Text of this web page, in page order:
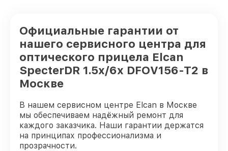
Официальные гарантии от
нашего сервисного центра для
оптического прицела Elcan
SpecterDR 1.5x/6x DFOV156-T2 в
Москве
В нашем сервисном центре Elcan в Москве
мы обеспечиваем надёжный ремонт для
каждого заказчика. Наши гарантии держатся
на принципах профессионализма и
прозрачности.